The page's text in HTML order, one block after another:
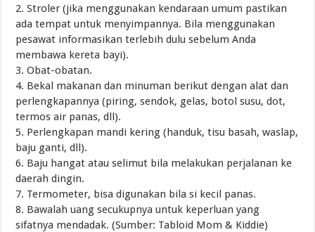
2. Stroler (jika menggunakan kendaraan umum pastikan
ada tempat untuk menyimpannya. Bila menggunakan
pesawat informasikan terlebih dulu sebelum Anda
membawa kereta bayi).
3. Obat-obatan.
4. Bekal makanan dan minuman berikut dengan alat dan
perlengkapannya (piring, sendok, gelas, botol susu, dot,
termos air panas, dll).
5. Perlengkapan mandi kering (handuk, tisu basah, waslap,
baju ganti, dll).
6. Baju hangat atau selimut bila melakukan perjalanan ke
daerah dingin.
7. Termometer, bisa digunakan bila si kecil panas.
8. Bawalah uang secukupnya untuk keperluan yang
sifatnya mendadak. (Sumber: Tabloid Mom & Kiddie)